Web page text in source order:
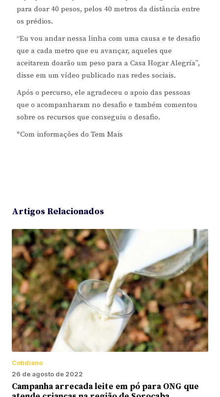
para doar 40 pesos, pelos 40 metros da distância entre
os prédios.
“Eu vou andar nessa linha com uma causa e te desafio
que a cada metro que eu avançar, aqueles que
aceitarem doarão um peso para a Casa Hogar Alegría”,
disse em um vídeo publicado nas redes sociais.
Após o percurso, ele agradeceu o apoio das pessoas
que o acompanharam no desafio e também comentou
sobre os recursos que conseguiu o desafio.
*Com informações do Tem Mais
Artigos Relacionados
Cotidiano
26 de agosto de 2022
Campanha arrecada leite em pó para ONG que